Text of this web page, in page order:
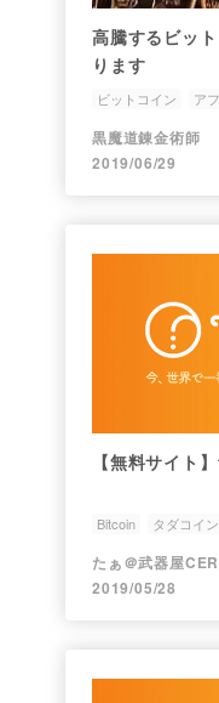
高騰するビッ
ります
ビットコイン ア
黒魔道錬金術師
2019/06/29
【無料サイ
Bitcoin タダコイン
たぁ＠武器屋
2019/05/28